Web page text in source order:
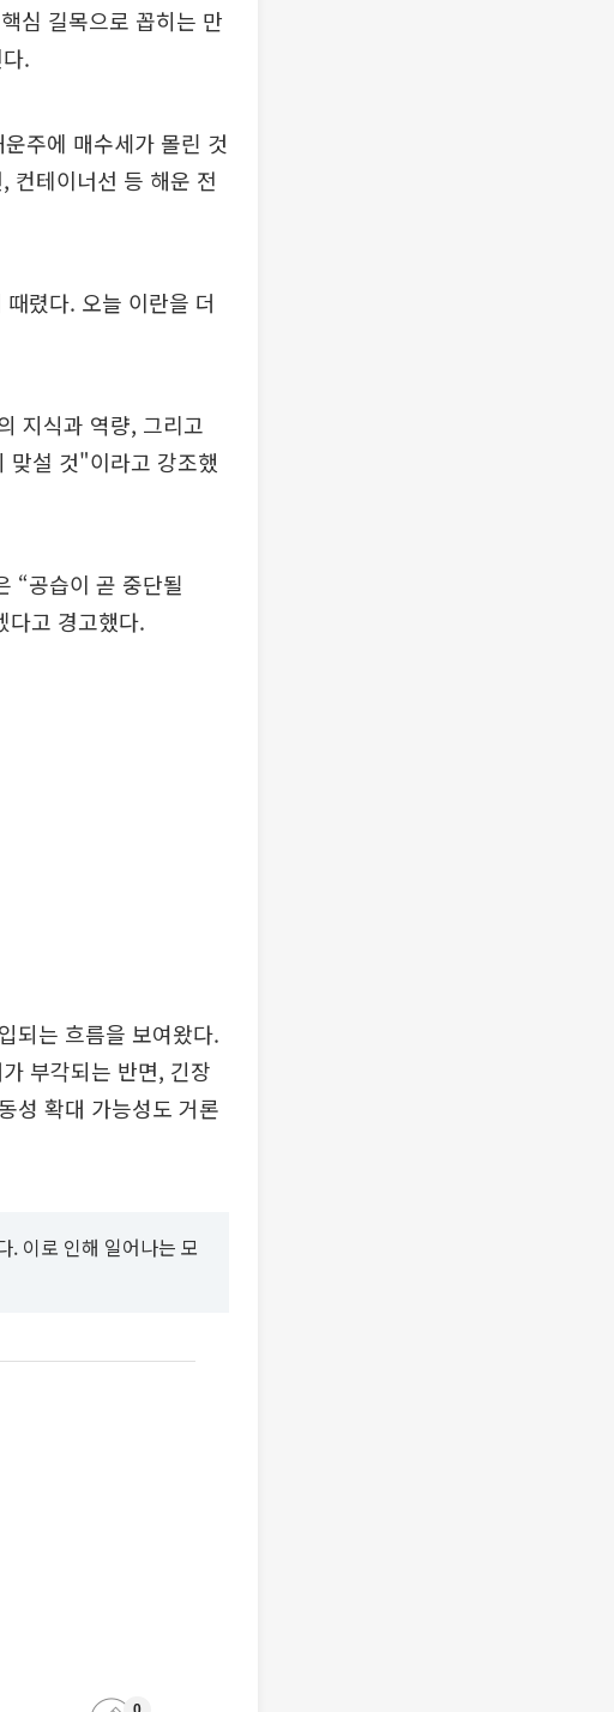
심 길목으로 꼽히는 만
.
주에 매수세가 몰린 것
컨테이너선 등 해운 전
렸다. 오늘 이란을 더
지식과 역량, 그리고
맞설 것"이라고 강조했
“공습이 곧 중단될
다고 경고했다.
되는 흐름을 보여왔다.
부각되는 반면, 긴장
성 확대 가능성도 거론
. 이로 인해 일어나는 모